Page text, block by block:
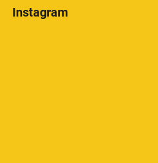
Instagram